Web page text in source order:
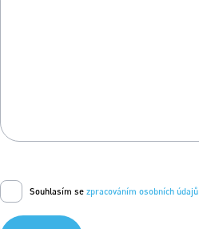
Souhlasím se zpracováním osobních údajů